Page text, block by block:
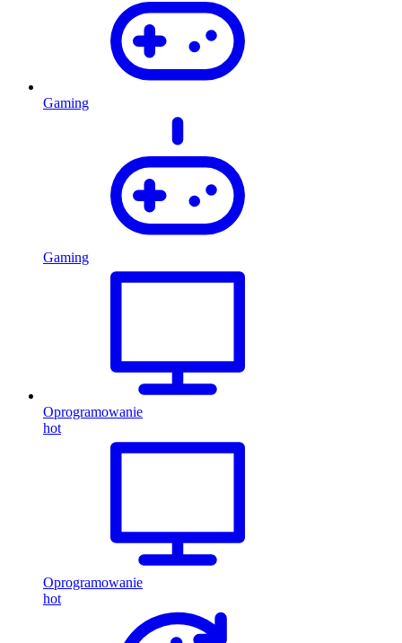
Gaming
Gaming
Oprogramowanie
hot
Oprogramowanie
hot